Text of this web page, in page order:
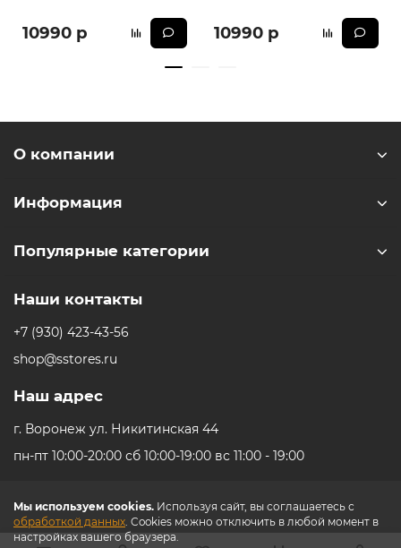
10990 р 10990 р
Мы используем cookies. Используя сайт, вы соглашаетесь с
обработкой данных. Cookies можно отключить в любой момент в
настройках вашего браузера.
О компании
Информация
Популярные категории
Наши контакты
+7 (930) 423-43-56
shop@sstores.ru
Наш адрес
г. Воронеж ул. Никитинская 44
пн-пт 10:00-20:00 сб 10:00-19:00 вс 11:00 - 19:00